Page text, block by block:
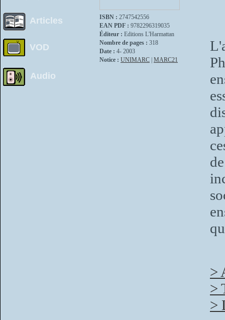
Articles
VOD
Audio
ISBN : 2747542556
EAN PDF : 9782296319035
Éditeur : Editions L'Harmattan
Nombre de pages : 318
Date : 4- 2003
Notice : UNIMARC MARC21
>
>
>